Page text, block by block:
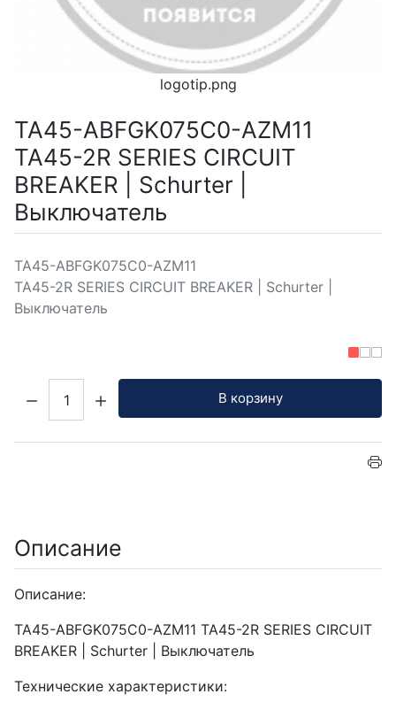
logotip.png
TA45-ABFGK075C0-AZM11
TA45-2R SERIES CIRCUIT
BREAKER | Schurter |
Выключатель
TA45-ABFGK075C0-AZM11
TA45-2R SERIES CIRCUIT BREAKER | Schurter |
Выключатель
В корзину
Описание
Описание:
TA45-ABFGK075C0-AZM11 TA45-2R SERIES CIRCUIT
BREAKER | Schurter | Выключатель
Технические характеристики: